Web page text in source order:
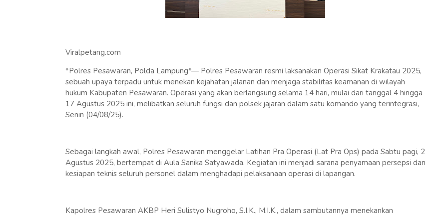
Viralpetang.com
*Polres Pesawaran, Polda Lampung*— Polres Pesawaran resmi laksanakan Operasi Sikat Krakatau 2025,
sebuah upaya terpadu untuk menekan kejahatan jalanan dan menjaga stabilitas keamanan di wilayah
hukum Kabupaten Pesawaran. Operasi yang akan berlangsung selama 14 hari, mulai dari tanggal 4 hingga
17 Agustus 2025 ini, melibatkan seluruh fungsi dan polsek jajaran dalam satu komando yang terintegrasi,
Senin (04/08/25).
Sebagai langkah awal, Polres Pesawaran menggelar Latihan Pra Operasi (Lat Pra Ops) pada Sabtu pagi, 2
Agustus 2025, bertempat di Aula Sanika Satyawada. Kegiatan ini menjadi sarana penyamaan persepsi dan
kesiapan teknis seluruh personel dalam menghadapi pelaksanaan operasi di lapangan.
Kapolres Pesawaran AKBP Heri Sulistyo Nugroho, S.I.K., M.I.K., dalam sambutannya menekankan